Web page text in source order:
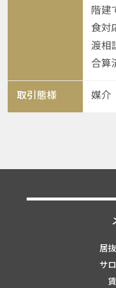
階建
食対
渡相
合算
取引態様 媒介
居
サ